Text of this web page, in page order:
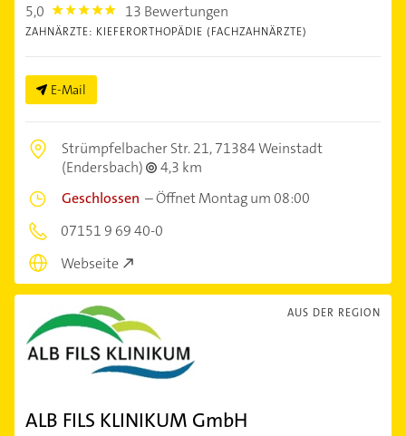
5,0 5.0 13 Bewertungen
ZAHNÄRZTE: KIEFERORTHOPÄDIE (FACHZAHNÄRZTE)
E-Mail
Strümpfelbacher Str. 21,71384 Weinstadt
(Endersbach)
4,3 km
Geschlossen –Öffnet Montag um 08:00
07151 9 69 40-0
Webseite
AUS DER REGION
ALB FILS KLINIKUM GmbH